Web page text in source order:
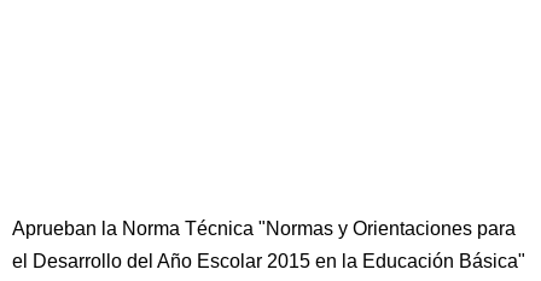
Aprueban la Norma Técnica "Normas y Orientaciones para
el Desarrollo del Año Escolar 2015 en la Educación Básica"